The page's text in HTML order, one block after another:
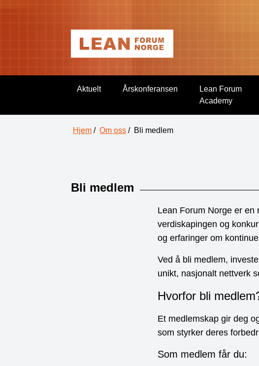
Aktuelt Årskonferansen
Lean Forum
Academy
Hjem / Om oss / Bli medlem
Bli medlem
Lean Forum Norge er en
verdiskapingen og
og erfaringer om
Ved å bli medlem,
unikt, nasjonalt nettverk
Hvorfor bli
Et medlemskap gir deg
som styrker deres
Som medlem får du: